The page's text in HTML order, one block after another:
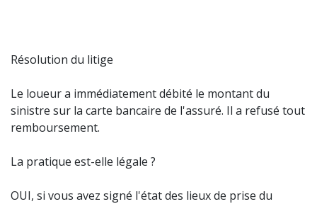
Résolution du litige
Le loueur a immédiatement débité le montant du
sinistre sur la carte bancaire de l'assuré. Il a refusé tout
remboursement.
La pratique est-elle légale ?
OUI, si vous avez signé l'état des lieux de prise du